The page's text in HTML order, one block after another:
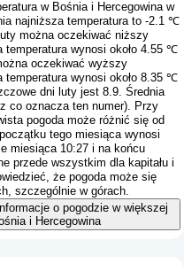
w Bośnia i Hercegowina w
najniższa temperatura to -2.1 ℃
można oczekiwać niższy
temperatura wynosi około 4.55 ℃
oczekiwać wyższy
temperatura wynosi około 8.35 ℃
dni luty jest 8.9. Średnia
co oznacza ten numer). Przy
pogoda może różnić się od
tego miesiąca wynosi
miesiąca 10:27 i na końcu
przede wszystkim dla kapitału i
że pogoda może się
szczególnie w górach.
o pogodzie w większej
i Hercegowina